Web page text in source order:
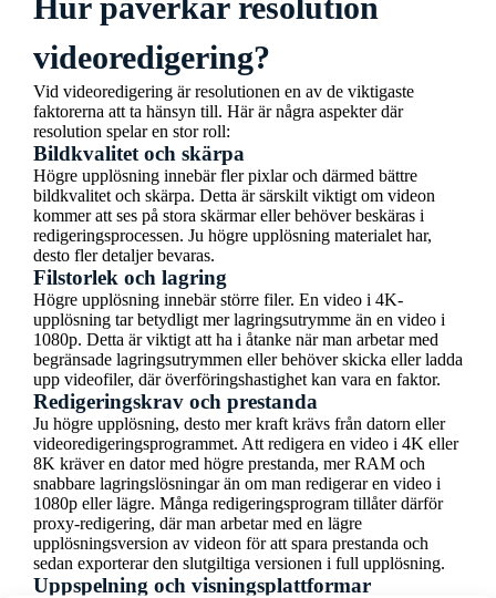
videoredigering?
Vid videoredigering är resolutionen en av de viktigaste
faktorerna att ta hänsyn till. Här är några aspekter där
resolution spelar en stor roll:
Bildkvalitet och skärpa
Högre upplösning innebär fler pixlar och därmed bättre
bildkvalitet och skärpa. Detta är särskilt viktigt om videon
kommer att ses på stora skärmar eller behöver beskäras i
redigeringsprocessen. Ju högre upplösning materialet har,
desto fler detaljer bevaras.
Filstorlek och lagring
Högre upplösning innebär större filer. En video i 4K-
upplösning tar betydligt mer lagringsutrymme än en video i
1080p. Detta är viktigt att ha i åtanke när man arbetar med
begränsade lagringsutrymmen eller behöver skicka eller ladda
upp videofiler, där överföringshastighet kan vara en faktor.
Redigeringskrav och prestanda
Ju högre upplösning, desto mer kraft krävs från datorn eller
videoredigeringsprogrammet. Att redigera en video i 4K eller
8K kräver en dator med högre prestanda, mer RAM och
snabbare lagringslösningar än om man redigerar en video i
1080p eller lägre. Många redigeringsprogram tillåter därför
proxy-redigering, där man arbetar med en lägre
upplösningsversion av videon för att spara prestanda och
sedan exporterar den slutgiltiga versionen i full upplösning.
Uppspelning och visningsplattformar